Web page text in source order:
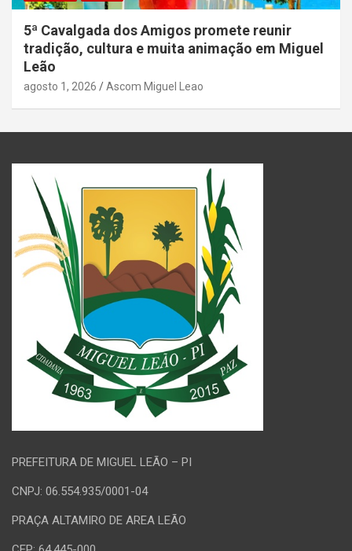
5ª Cavalgada dos Amigos promete reunir
tradição, cultura e muita animação em Miguel
Leão
agosto 1, 2026 Ascom Miguel Leao
PREFEITURA DE MIGUEL LEÃO – PI
CNPJ: 06.554.935/0001-04
PRAÇA ALTAMIRO DE AREA LEÃO